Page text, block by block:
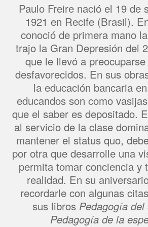
Paulo Freire nació el 19 de
1921 en Recife (Brasil).
conoció de primera mano
trajo la Gran Depresión del
que le llevó a
desfavorecidos. En sus
la educación bancaria
educandos son como
que el saber es depositado.
al servicio de la clase
mantener el status quo,
por otra que desarrolle una
permita tomar conciencia y
realidad. En su
recordarle con algunas
sus libros Pedagogía
Pedagogía de la